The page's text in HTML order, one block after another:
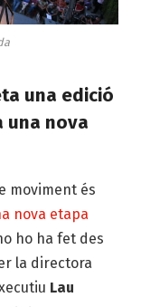
una edició
una nova
moviment és
nova etapa
ho ha fet des
la directora
Lau